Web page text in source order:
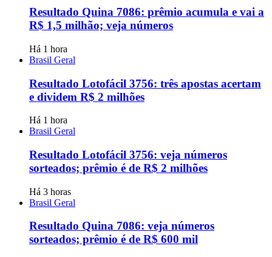
Resultado Quina 7086: prêmio acumula e vai a
R$ 1,5 milhão; veja números
Há 1 hora
Brasil Geral
Resultado Lotofácil 3756: três apostas acertam
e dividem R$ 2 milhões
Há 1 hora
Brasil Geral
Resultado Lotofácil 3756: veja números
sorteados; prêmio é de R$ 2 milhões
Há 3 horas
Brasil Geral
Resultado Quina 7086: veja números
sorteados; prêmio é de R$ 600 mil